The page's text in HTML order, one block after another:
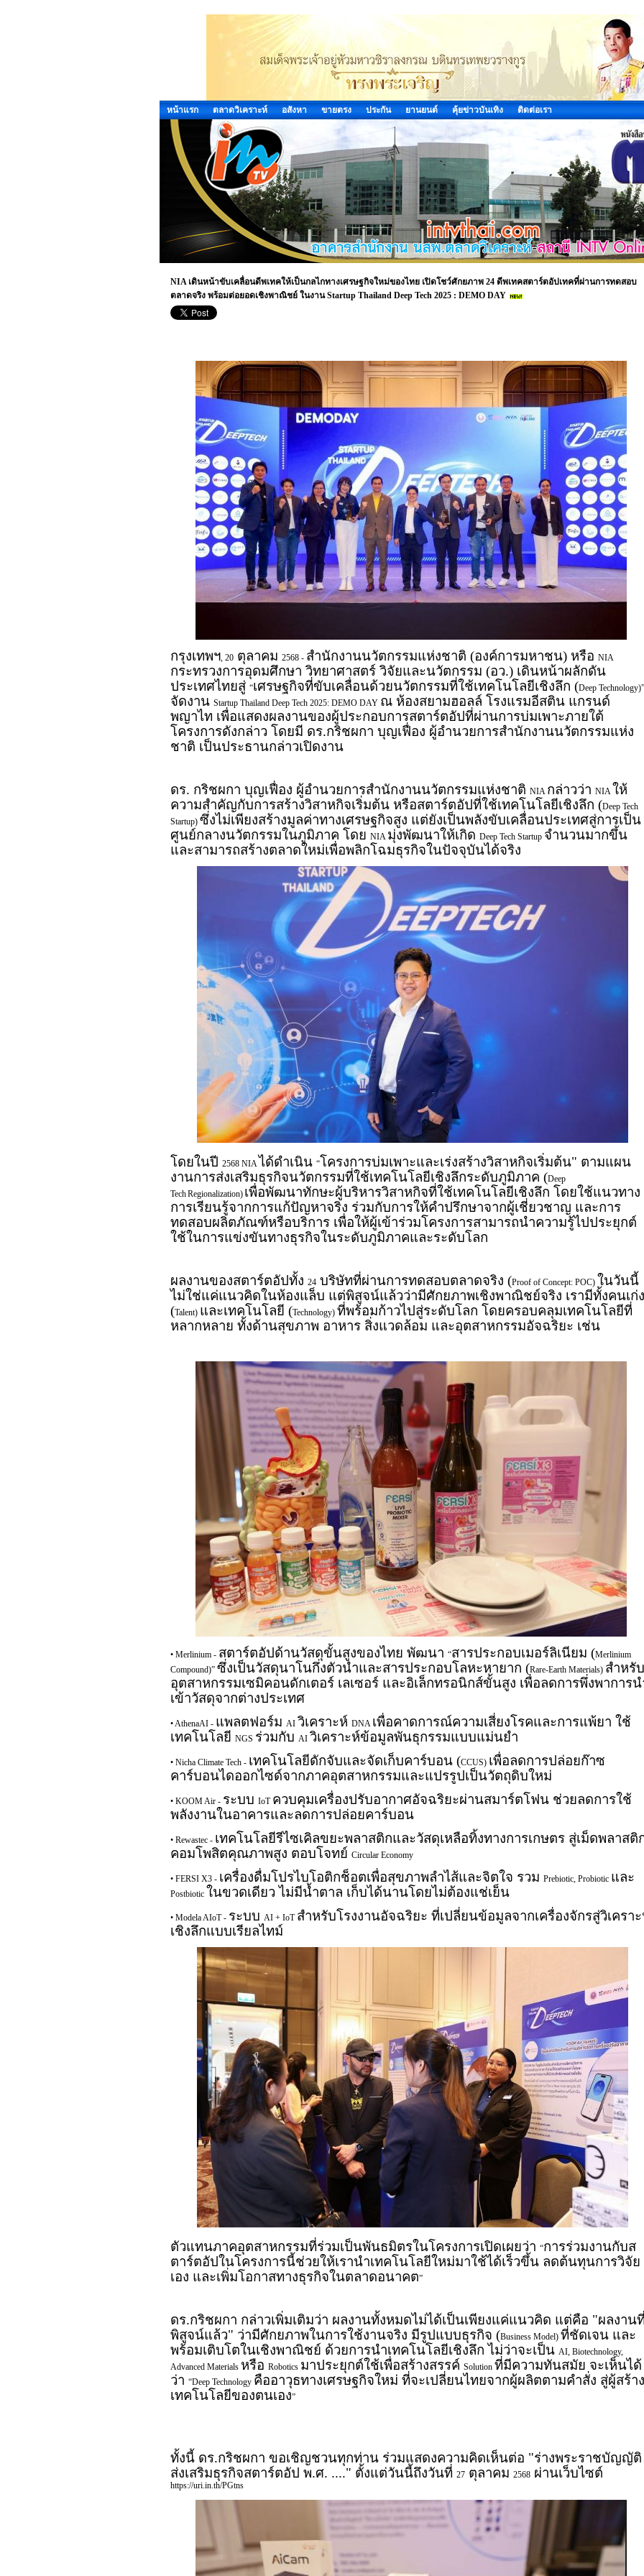
หน้าแรก ตลาดวิเคราะห์ อสังหา ขายตรง ประกัน ยานยนต์ คุ้ยข่าวบันเทิง ติดต่อเรา
NIA เดินหน้าขับเคลื่อนดีพเทคให้เป็นกลไกทางเศรษฐกิจใหม่ของไทย เปิดโชว์ศักยภาพ 24 ดีพเทคสตาร์ตอัปเทคที่ผ่านการทดสอบ
ตลาดจริง พร้อมต่อยอดเชิงพาณิชย์ ในงาน Startup Thailand Deep Tech 2025 : DEMO DAY
กรุงเทพฯ, 20 ตุลาคม 2568 - สำนักงานนวัตกรรมแห่งชาติ (องค์การมหาชน) หรือ NIA
กระทรวงการอุดมศึกษา วิทยาศาสตร์ วิจัยและนวัตกรรม (อว.) เดินหน้าผลักดัน
ประเทศไทยสู่ “เศรษฐกิจที่ขับเคลื่อนด้วยนวัตกรรมที่ใช้เทคโนโลยีเชิงลึก (Deep Technology)”
จัดงาน Startup Thailand Deep Tech 2025: DEMO DAY ณ ห้องสยามฮอลล์ โรงแรมอีสติน แกรนด์
พญาไท เพื่อแสดงผลงานของผู้ประกอบการสตาร์ตอัปที่ผ่านการบ่มเพาะภายใต้
โครงการดังกล่าว โดยมี ดร.กริชผกา บุญเฟื่อง ผู้อำนวยการสำนักงานนวัตกรรมแห่ง
ชาติ เป็นประธานกล่าวเปิดงาน
ดร. กริชผกา บุญเฟื่อง ผู้อำนวยการสำนักงานนวัตกรรมแห่งชาติ NIA กล่าวว่า NIAให้
ความสำคัญกับการสร้างวิสาหกิจเริ่มต้น หรือสตาร์ตอัปที่ใช้เทคโนโลยีเชิงลึก (Deep Tech
Startup) ซึ่งไม่เพียงสร้างมูลค่าทางเศรษฐกิจสูง แต่ยังเป็นพลังขับเคลื่อนประเทศสู่การเป็น
ศูนย์กลางนวัตกรรมในภูมิภาค โดย NIA มุ่งพัฒนาให้เกิด Deep Tech Startup จำนวนมากขึ้น
และสามารถสร้างตลาดใหม่เพื่อพลิกโฉมธุรกิจในปัจจุบันได้จริง
โดยในปี 2568 NIAได้ดำเนิน “โครงการบ่มเพาะและเร่งสร้างวิสาหกิจเริ่มต้น" ตามแผน
งานการส่งเสริมธุรกิจนวัตกรรมที่ใช้เทคโนโลยีเชิงลึกระดับภูมิภาค (Deep
Tech Regionalization) เพื่อพัฒนาทักษะผู้บริหารวิสาหกิจที่ใช้เทคโนโลยีเชิงลึก โดยใช้แนวทาง
การเรียนรู้จากการแก้ปัญหาจริง ร่วมกับการให้คำปรึกษาจากผู้เชี่ยวชาญ และการ
ทดสอบผลิตภัณฑ์หรือบริการ เพื่อให้ผู้เข้าร่วมโครงการสามารถนำความรู้ไปประยุกต์
ใช้ในการแข่งขันทางธุรกิจในระดับภูมิภาคและระดับโลก
ผลงานของสตาร์ตอัปทั้ง 24 บริษัทที่ผ่านการทดสอบตลาดจริง (Proof of Concept: POC) ในวันนี้
ไม่ใช่แค่แนวคิดในห้องแล็บ แต่พิสูจน์แล้วว่ามีศักยภาพเชิงพาณิชย์จริง เรามีทั้งคนเก่ง
(Talent) และเทคโนโลยี (Technology) ที่พร้อมก้าวไปสู่ระดับโลก โดยครอบคลุมเทคโนโลยีที่
หลากหลาย ทั้งด้านสุขภาพ อาหาร สิ่งแวดล้อม และอุตสาหกรรมอัจฉริยะ เช่น
• Merlinium - สตาร์ตอัปด้านวัสดุขั้นสูงของไทย พัฒนา “สารประกอบเมอร์ลิเนียม (Merlinium
Compound)” ซึ่งเป็นวัสดุนาโนกึ่งตัวนำและสารประกอบโลหะหายาก (Rare-Earth Materials) สำหรับ
อุตสาหกรรมเซมิคอนดักเตอร์ เลเซอร์ และอิเล็กทรอนิกส์ขั้นสูง เพื่อลดการพึ่งพาการน
เข้าวัสดุจากต่างประเทศ
• AthenaAI - แพลตฟอร์ม AI วิเคราะห์ DNA เพื่อคาดการณ์ความเสี่ยงโรคและการแพ้ยา ใช้
เทคโนโลยี NGS ร่วมกับ AI วิเคราะห์ข้อมูลพันธุกรรมแบบแม่นยำ
• Nicha Climate Tech - เทคโนโลยีดักจับและจัดเก็บคาร์บอน (CCUS) เพื่อลดการปล่อยก๊าซ
คาร์บอนไดออกไซด์จากภาคอุตสาหกรรมและแปรรูปเป็นวัตถุดิบใหม่
• KOOM Air - ระบบ IoT ควบคุมเครื่องปรับอากาศอัจฉริยะผ่านสมาร์ตโฟน ช่วยลดการใช้
พลังงานในอาคารและลดการปล่อยคาร์บอน
• Rewastec - เทคโนโลยีรีไซเคิลขยะพลาสติกและวัสดุเหลือทิ้งทางการเกษตร สู่เม็ดพลาสติ
คอมโพสิตคุณภาพสูง ตอบโจทย์ Circular Economy
• FERSI X3 - เครื่องดื่มโปรไบโอติกช็อตเพื่อสุขภาพลำไส้และจิตใจ รวม Prebiotic, Probiotic และ
Postbiotic ในขวดเดียว ไม่มีน้ำตาล เก็บได้นานโดยไม่ต้องแช่เย็น
• Modela AIoT - ระบบ AI + IoT สำหรับโรงงานอัจฉริยะ ที่เปลี่ยนข้อมูลจากเครื่องจักรสู่วิเครา
เชิงลึกแบบเรียลไทม์
ตัวแทนภาคอุตสาหกรรมที่ร่วมเป็นพันธมิตรในโครงการเปิดเผยว่า “การร่วมงานกับส
ตาร์ตอัปในโครงการนี้ช่วยให้เรานำเทคโนโลยีใหม่มาใช้ได้เร็วขึ้น ลดต้นทุนการวิจัย
เอง และเพิ่มโอกาสทางธุรกิจในตลาดอนาคต”
ดร.กริชผกา กล่าวเพิ่มเติมว่า ผลงานทั้งหมดไม่ได้เป็นเพียงแค่แนวคิด แต่คือ "ผลงาน
พิสูจน์แล้ว" ว่ามีศักยภาพในการใช้งานจริง มีรูปแบบธุรกิจ (Business Model) ที่ชัดเจน และ
พร้อมเติบโตในเชิงพาณิชย์ ด้วยการนำเทคโนโลยีเชิงลึก ไม่ว่าจะเป็น AI, Biotechnology,
Advanced Materials หรือ Robotics มาประยุกต์ใช้เพื่อสร้างสรรค์ Solution ที่มีความทันสมัย จะเห็นได้
ว่า “Deep Technology คืออาวุธทางเศรษฐกิจใหม่ ที่จะเปลี่ยนไทยจากผู้ผลิตตามคำสั่ง สู่ผู้สร้าง
เทคโนโลยีของตนเอง”
ทั้งนี้ ดร.กริชผกา ขอเชิญชวนทุกท่าน ร่วมแสดงความคิดเห็นต่อ "ร่างพระราชบัญญัติ
ส่งเสริมธุรกิจสตาร์ตอัป พ.ศ. ...." ตั้งแต่วันนี้ถึงวันที่ 27 ตุลาคม 2568 ผ่านเว็บไซต์
https://uri.in.th/PGtns